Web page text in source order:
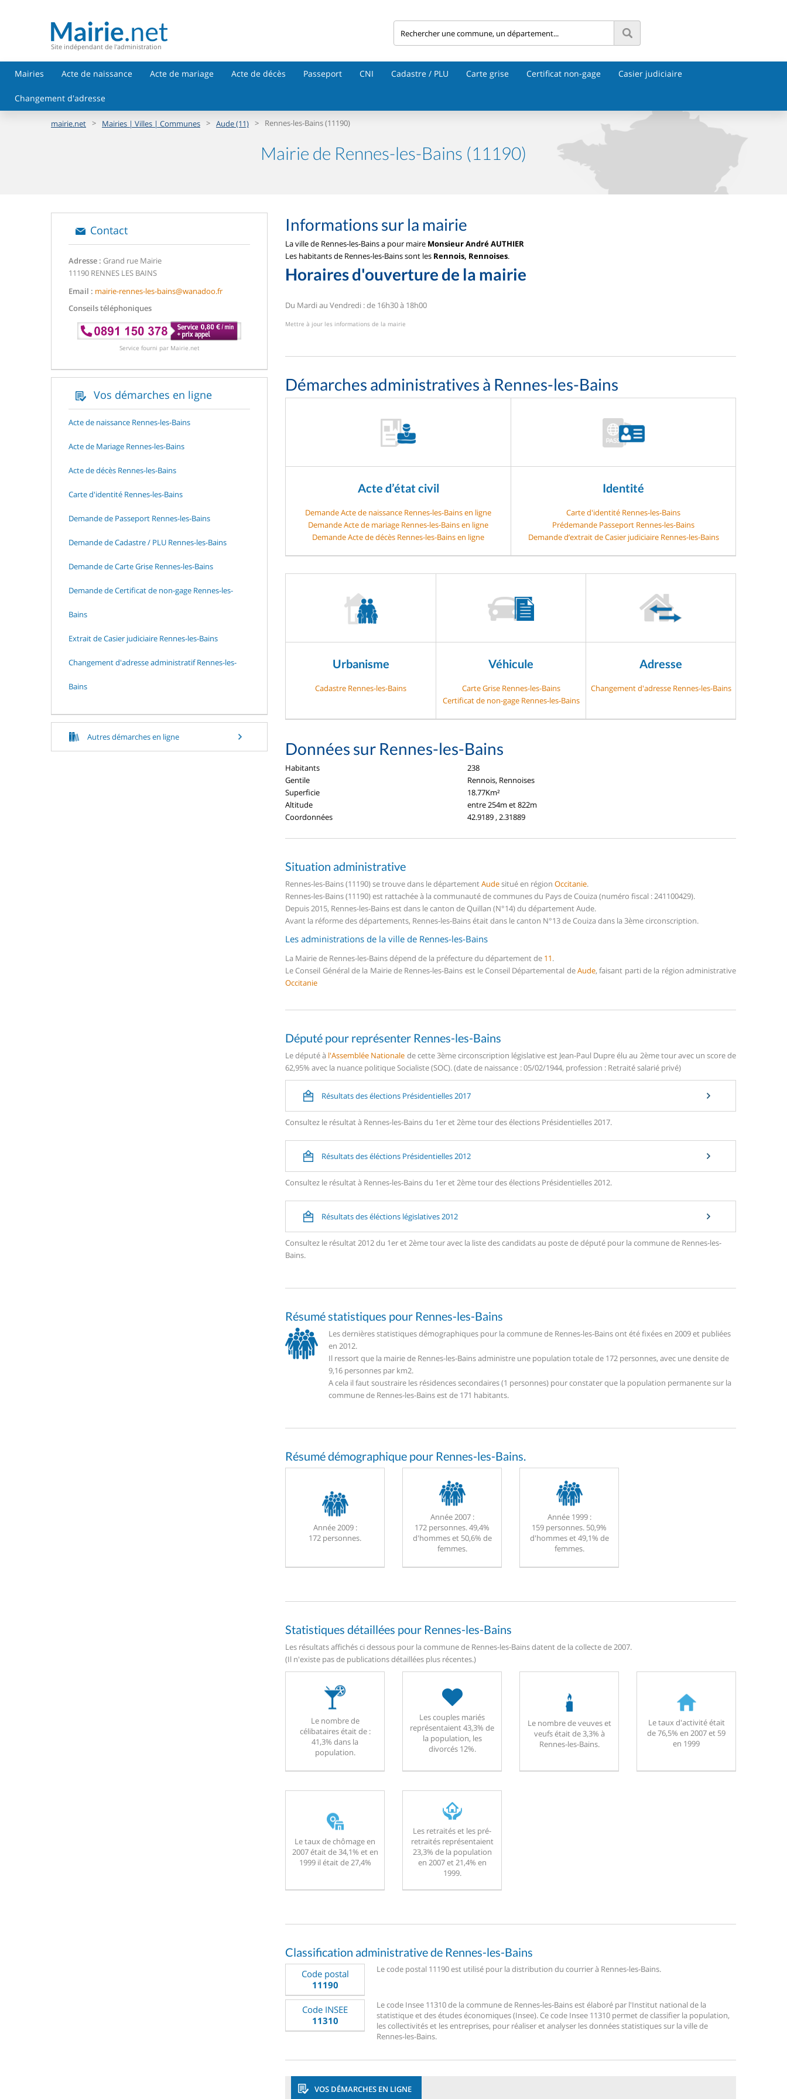
Site indépendant de l'administration
Mairies Acte de naissance Acte de mariage Acte de décès Passeport CNI Cadastre / PLU Carte grise Certificat non-gage Casier judiciaire
Changement d'adresse
mairie.net > Mairies | Villes | Communes > Aude (11) > Rennes-les-Bains (11190)
Mairie de Rennes-les-Bains (11190)
Contact
Adresse : Grand rue Mairie
11190 RENNES LES BAINS
Email : mairie-rennes-les-bains@wanadoo.fr
Conseils téléphoniques
Service fourni par Mairie.net
Vos démarches en ligne
Acte de naissance Rennes-les-Bains
Acte de Mariage Rennes-les-Bains
Acte de décès Rennes-les-Bains
Carte d'identité Rennes-les-Bains
Demande de Passeport Rennes-les-Bains
Demande de Cadastre / PLU Rennes-les-Bains
Demande de Carte Grise Rennes-les-Bains
Demande de Certificat de non-gage Rennes-les-
Bains
Extrait de Casier judiciaire Rennes-les-Bains
Changement d'adresse administratif Rennes-les-
Bains
Autres démarches en ligne
Informations sur la mairie
La ville de Rennes-les-Bains a pour maire Monsieur André AUTHIER
Les habitants de Rennes-les-Bains sont les Rennois, Rennoises.
Horaires d'ouverture de la mairie
Du Mardi au Vendredi : de 16h30 à 18h00
Mettre à jour les informations de la mairie
Démarches administratives à Rennes-les-Bains
Acte d’état civil
Demande Acte de naissance Rennes-les-Bains en ligne
Demande Acte de mariage Rennes-les-Bains en ligne
Demande Acte de décès Rennes-les-Bains en ligne
Identité
Carte d'identité Rennes-les-Bains
Prédemande Passeport Rennes-les-Bains
Demande d’extrait de Casier judiciaire Rennes-les-Bains
Urbanisme
Cadastre Rennes-les-Bains
Véhicule
Carte Grise Rennes-les-Bains
Certificat de non-gage Rennes-les-Bains
Adresse
Changement d'adresse Rennes-les-Bains
Données sur Rennes-les-Bains
Habitants
238
Gentile
Rennois, Rennoises
Superficie
18.77Km²
Altitude
entre 254m et 822m
Coordonnées
42.9189 , 2.31889
Situation administrative
Rennes-les-Bains (11190) se trouve dans le départementAudesitué en région Occitanie.
Rennes-les-Bains (11190) est rattachée à la communauté de communes du Pays de Couiza (numéro fiscal : 241100429).
Depuis 2015, Rennes-les-Bains est dans le canton de Quillan (N°14) du département Aude.
Avant la réforme des départements, Rennes-les-Bains était dans le canton N°13 de Couiza dans la 3ème circonscription.
Les administrations de la ville de Rennes-les-Bains
La Mairie de Rennes-les-Bains dépend de la préfecture du département de 11.
Le Conseil Général de la Mairie de Rennes-les-Bains est le Conseil Départemental deAude, faisant parti de la région administrative
Occitanie
Député pour représenter Rennes-les-Bains
Le député à l'Assemblée Nationale de cette 3ème circonscription législative est Jean-Paul Dupre élu au 2ème tour avec un score de
62,95% avec la nuance politique Socialiste (SOC). (date de naissance : 05/02/1944, profession : Retraité salarié privé)
Résultats des élections Présidentielles 2017
Consultez le résultat à Rennes-les-Bains du 1er et 2ème tour des élections Présidentielles 2017.
Résultats des éléctions Présidentielles 2012
Consultez le résultat à Rennes-les-Bains du 1er et 2ème tour des élections Présidentielles 2012.
Résultats des éléctions législatives 2012
Consultez le résultat 2012 du 1er et 2ème tour avec la liste des candidats au poste de député pour la commune de Rennes-les-
Bains.
Résumé statistiques pour Rennes-les-Bains
Les dernières statistiques démographiques pour la commune de Rennes-les-Bains ont été fixées en 2009 et publiées
en 2012.
Il ressort que la mairie de Rennes-les-Bains administre une population totale de 172 personnes, avec une densite de
9,16 personnes par km2.
A cela il faut soustraire les résidences secondaires (1 personnes) pour constater que la population permanente sur la
commune de Rennes-les-Bains est de 171 habitants.
Résumé démographique pour Rennes-les-Bains.
Année 2009 :
172 personnes.
Année 2007 :
172 personnes. 49,4%
d'hommes et 50,6% de
femmes.
Année 1999 :
159 personnes. 50,9%
d'hommes et 49,1% de
femmes.
Statistiques détaillées pour Rennes-les-Bains
Les résultats affichés ci dessous pour la commune de Rennes-les-Bains datent de la collecte de 2007.
(Il n'existe pas de publications détaillées plus récentes.)
Le nombre de
célibataires était de :
41,3% dans la
population.
Les couples mariés
représentaient 43,3% de
la population, les
divorcés 12%.
Le nombre de veuves et
veufs était de 3,3% à
Rennes-les-Bains.
Le taux d'activité était
de 76,5% en 2007 et 59
en 1999
Le taux de chômage en
2007 était de 34,1% et en
1999 il était de 27,4%
Les retraités et les pré-
retraités représentaient
23,3% de la population
en 2007 et 21,4% en
1999.
Classification administrative de Rennes-les-Bains
Code postal
11190
Le code postal 11190 est utilisé pour la distribution du courrier à Rennes-les-Bains.
Code INSEE
11310
Le code Insee 11310 de la commune de Rennes-les-Bains est élaboré par l'Institut national de la
statistique et des études économiques (Insee). Ce code Insee 11310 permet de classifier la population,
les collectivités et les entreprises, pour réaliser et analyser les données statistiques sur la ville de
Rennes-les-Bains.
VOS DÉMARCHES EN LIGNE